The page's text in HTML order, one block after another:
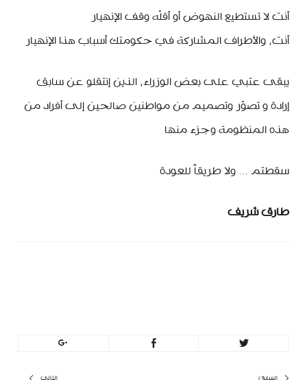
أنت لا تستطيع النهوض أو أقلّه وقف الإنهيار
أنت، والأطراف المشاركة في حكومتك أسباب هذا الإنهيار
يبقى عتبي على بعض الوزراء، الذين إنتقلو عن سابق
إرادة و تصوّر وتصميم من مواطنين صالحين إلى أفراد من
هذه المنظومة وجزء منها
سقطتم … ولا طريقاً للعودة
طارق شريف